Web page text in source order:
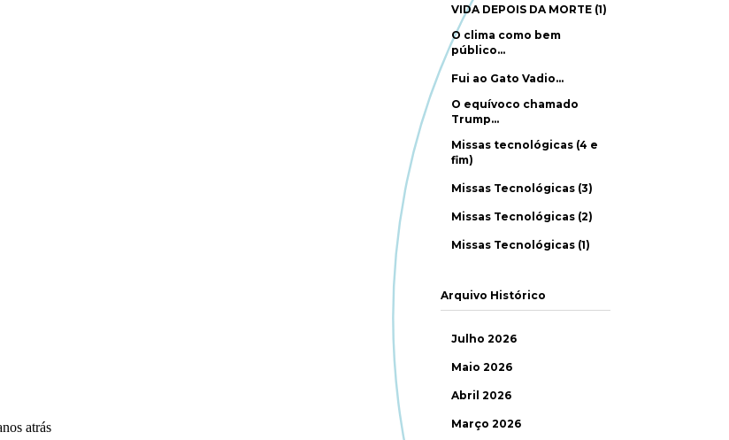
VIDA DEPOIS DA MORTE (1)
O clima como bem
público…
Fui ao Gato Vadio…
O equívoco chamado
Trump…
Missas tecnológicas (4 e
fim)
Missas Tecnológicas (3)
Missas Tecnológicas (2)
Missas Tecnológicas (1)
Arquivo Histórico
Julho 2026
Maio 2026
Abril 2026
Março 2026